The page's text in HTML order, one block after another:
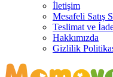
İletişim
Mesafeli Satış
Teslimat ve
Hakkımızda
Gizlilik